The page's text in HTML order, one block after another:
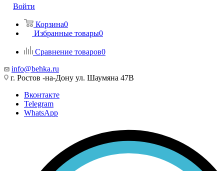
Войти
Корзина0
Избранные товары0
Сравнение товаров0
info@behka.ru
г. Ростов -на-Дону ул. Шаумяна 47В
Вконтакте
Telegram
WhatsApp